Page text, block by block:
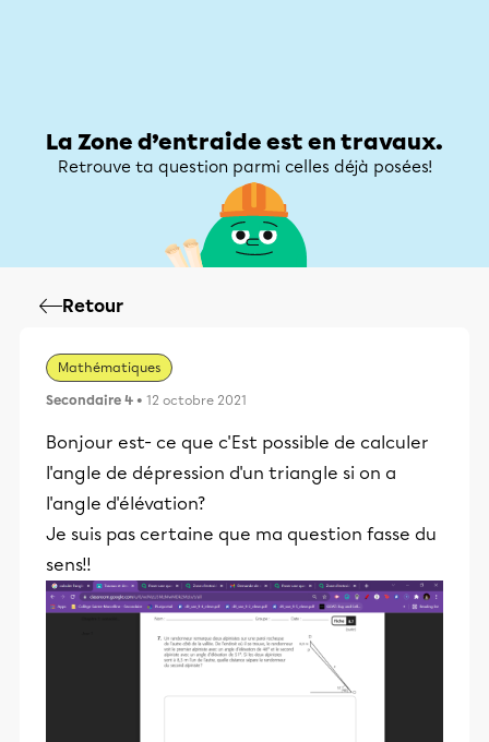
La Zone d’entraide est en travaux.
Retrouve ta question parmi celles déjà posées!
Retour
Mathématiques
Secondaire 4 • 12 octobre 2021
Bonjour est- ce que c'Est possible de calculer
l'angle de dépression d'un triangle si on a
l'angle d'élévation?
Je suis pas certaine que ma question fasse du
sens!!